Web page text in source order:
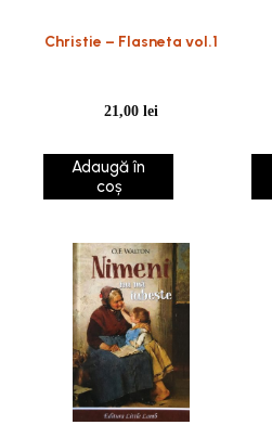
Christie – Flasneta vol.1
21,00lei
Adaugă în
coș